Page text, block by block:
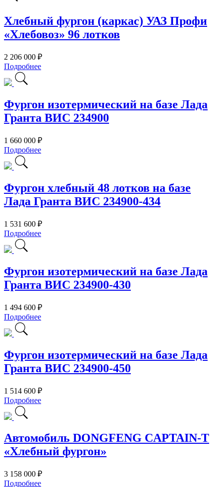
Хлебный фургон (каркас) УАЗ Профи
«Хлебовоз» 96 лотков
2 206 000 ₽
Подробнее
Фургон изотермический на базе Лада
Гранта ВИС 234900
1 660 000 ₽
Подробнее
Фургон хлебный 48 лотков на базе
Лада Гранта ВИС 234900-434
1 531 600 ₽
Подробнее
Фургон изотермический на базе Лада
Гранта ВИС 234900-430
1 494 600 ₽
Подробнее
Фургон изотермический на базе Лада
Гранта ВИС 234900-450
1 514 600 ₽
Подробнее
Автомобиль DONGFENG CAPTAIN-T
«Хлебный фургон»
3 158 000 ₽
Подробнее